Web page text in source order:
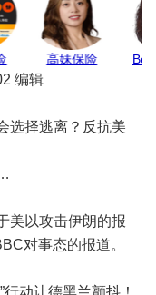
险 高妹保险
编辑
选择逃离？反抗美
美以攻击伊朗的报
对事态的报道。
动让德黑兰颤抖！